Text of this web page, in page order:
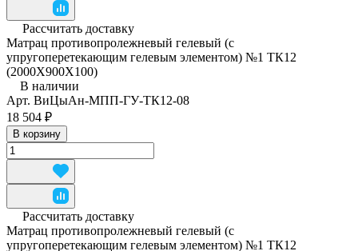
Рассчитать доставку
Матрац противопролежневый гелевый (с
упругоперетекающим гелевым элементом) №1 ТК12
(2000Х900Х100)
В наличии
Арт. ВиЦыАн-МПП-ГУ-ТК12-08
18 504 ₽
В корзину
Рассчитать доставку
Матрац противопролежневый гелевый (с
упругоперетекающим гелевым элементом) №1 ТК12